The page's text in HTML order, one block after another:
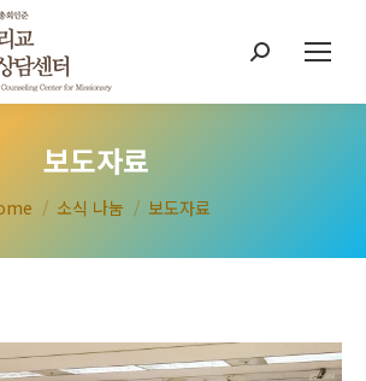
Search:
보도자료
are here:
소식 나눔 보도자료